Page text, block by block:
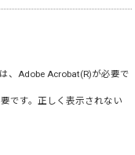
、 Adobe Acrobat(R)が必要で
です。正しく表示されない